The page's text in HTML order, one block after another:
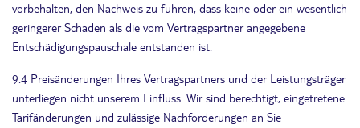
vorbehalten, den Nachweis zu führen, dass keine oder ein wesentlich
geringerer Schaden als die vom Vertragspartner angegebene
Entschädigungspauschale entstanden ist.
9.4 Preisänderungen Ihres Vertragspartners und der Leistungsträger
unterliegen nicht unserem Einfluss. Wir sind berechtigt, eingetretene
Tarifänderungen und zulässige Nachforderungen an Sie